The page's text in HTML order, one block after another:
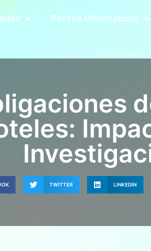
Peritos Informáticos
TWITTER LINKEDIN